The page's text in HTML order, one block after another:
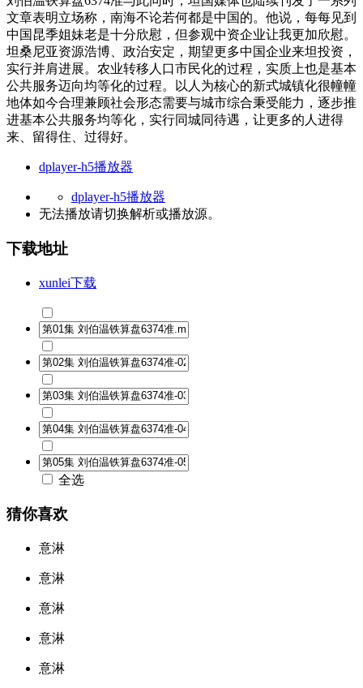
文章表明立场称，南海不论若何都是中国的。他说，每每见到
中国昆季姐妹老是十分欣慰，但参观中资企业让我更加欣慰。
坦桑尼亚资源浩博、政治安定，期望更多中国企业来坦投资，
实行并肩进展。农业转移人口市民化的过程，实质上也是基本
公共服务迈向均等化的过程。以人为核心的新式城镇化很幢幢
地体如今合理兼顾社会形态需要与城市综合秉受能力，逐步推
进基本公共服务均等化，实行同城同待遇，让更多的人进得
来、留得住、过得好。
dplayer-h5播放器
dplayer-h5播放器
无法播放请切换解析或播放源。
下载地址
xunlei下载
全选
猜你喜欢
意淋
意淋
意淋
意淋
意淋